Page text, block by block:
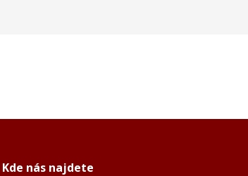
Kde nás najdete